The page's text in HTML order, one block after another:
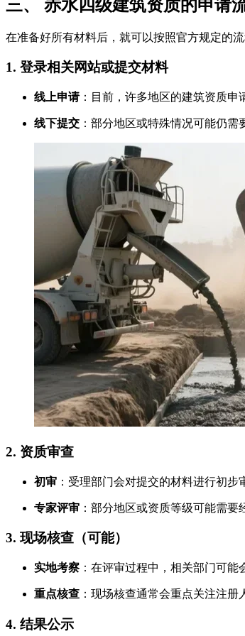
三、 赤水四级建筑资质的申请
在准备好所有材料后，就可以按照官方规定的流
1. 登录相关网站或提交材料
线上申请：目前，许多地区的建筑资质申
线下提交 ：部分地区或特殊情况可能仍
2. 资质审查
初审 ：受理部门会对提交的材料进行初
专家评审 ：部分地区或资质等级可能需
3. 现场核查（可能）
实地考察 ：在评审过程中，相关部门可
重点核查 ：现场核查通常会重点关注注
4. 结果公示